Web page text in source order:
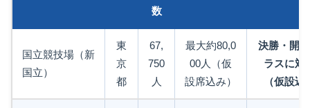
数
国立競技場（新
国立）
東
京
都
67,
750
人
最大約80,0
00人（仮
設席込み）
決勝・開
ラスに対
（仮設込